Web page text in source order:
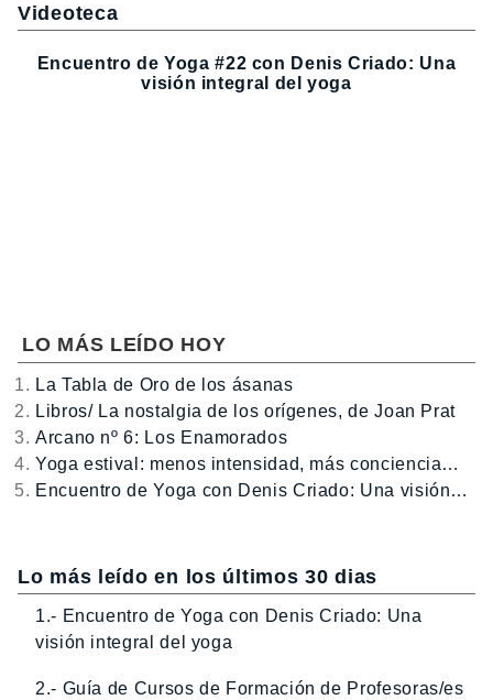
Videoteca
Encuentro de Yoga #22 con Denis Criado: Una
visión integral del yoga
LO MÁS LEÍDO HOY
La Tabla de Oro de los ásanas
Libros/ La nostalgia de los orígenes, de Joan Prat
Arcano nº 6: Los Enamorados
Yoga estival: menos intensidad, más conciencia…
Encuentro de Yoga con Denis Criado: Una visión…
Lo más leído en los últimos 30 dias
1.- Encuentro de Yoga con Denis Criado: Una
visión integral del yoga
2.- Guía de Cursos de Formación de Profesoras/es